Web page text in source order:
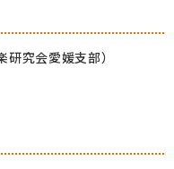
究会愛媛支部）